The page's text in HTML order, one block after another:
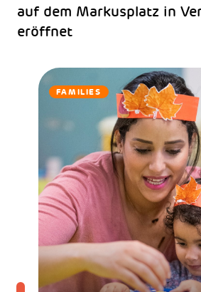
auf dem Markusplatz in
eröffnet
FAMILIES